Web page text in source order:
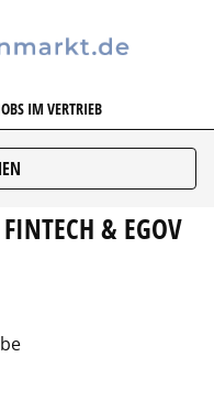
IM VERTRIEB
& EGOV